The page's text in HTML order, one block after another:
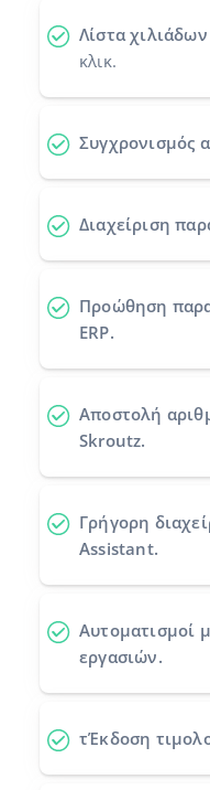
Προγράμματα
Επικοινωνία
polski
português (BR)
română
Λίστα
κλικ.
Συγχρονισμός
Διαχείριση
Προώθηση
ERP.
Αποστολή
Skroutz.
Γρήγορη
Assistant.
Αυτοματισμοί
εργασιών.
τΈκδοση